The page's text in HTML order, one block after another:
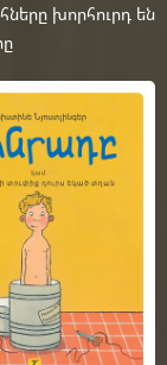
խորհուրդ են